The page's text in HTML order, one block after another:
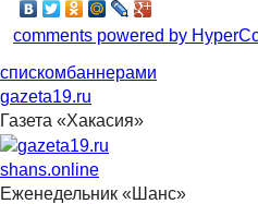
comments powered by
спискомбаннерами
gazeta19.ru
Газета «Хакасия»
shans.online
Еженедельник «Шанс»